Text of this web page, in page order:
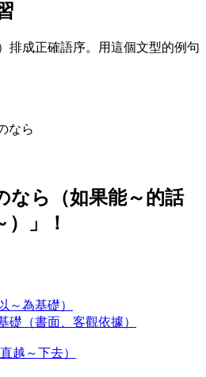
排成正確語序。用這個文型的例句
なら
なら（如果能～的話
」！
～為基礎）
礎（書面、客觀依據）
越～下去）